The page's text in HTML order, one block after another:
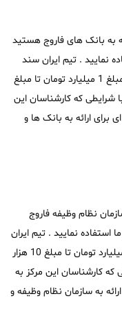
به بانک های فاروج هستید
نمایید . تیم ایران سند
توانایی تامین وثیقه اجاره ای بریا بانک ها از مبلغ 1 میلیارد تومان تا مبلغ
با شرایطی که کارشناسان این
برای ارائه به بانک ها و
نظام وظیفه فاروج
استفاده نمایید . تیم ایران
سند توانایی تامین وثیقه اجاره ای از مبلغ 1 میلیارد تومان تا مبلغ 10 هزار
که کارشناسان این مرکز به
به سازمان نظام وظیفه و